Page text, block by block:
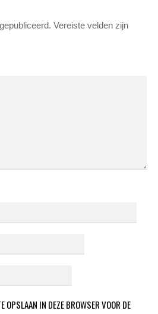
Vereiste velden zijn
OPSLAAN IN DEZE BROWSER VOOR DE